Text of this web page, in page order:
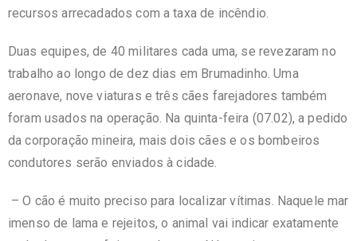
recursos arrecadados com a taxa de incêndio.
Duas equipes, de 40 militares cada uma, se revezaram no
trabalho ao longo de dez dias em Brumadinho. Uma
aeronave, nove viaturas e três cães farejadores também
foram usados na operação. Na quinta-feira (07.02), a pedido
da corporação mineira, mais dois cães e os bombeiros
condutores serão enviados à cidade.
– O cão é muito preciso para localizar vítimas. Naquele mar
imenso de lama e rejeitos, o animal vai indicar exatamente